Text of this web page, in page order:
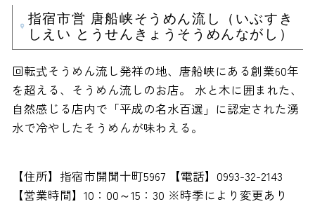
指宿市営 唐船峡そうめん流し（いぶすき
しえい とうせんきょうそうめんながし）
回転式そうめん流し発祥の地、唐船峡にある創業60年
を超える、そうめん流しのお店。 水と木に囲まれた、
自然感じる店内で「平成の名水百選」に認定された湧
水で冷やしたそうめんが味わえる。
【住所】指宿市開聞十町5967 【電話】0993-32-2143
【営業時間】10：00～15：30 ※時季により変更あり